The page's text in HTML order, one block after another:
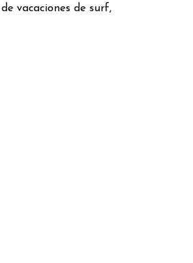
vacaciones de surf,